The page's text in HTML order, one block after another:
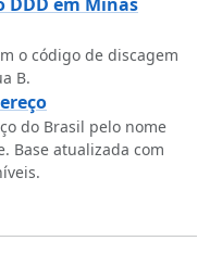
o código de discagem
B.
do Brasil pelo nome
Base atualizada com